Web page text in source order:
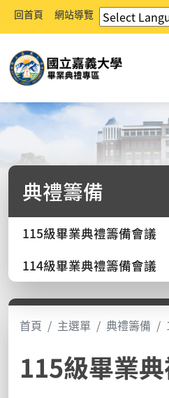
回首頁 網站導覽
典禮籌備
115級畢業典禮籌備會議
114級畢業典禮籌備會議
首頁 主選單 典禮籌備
115級畢業